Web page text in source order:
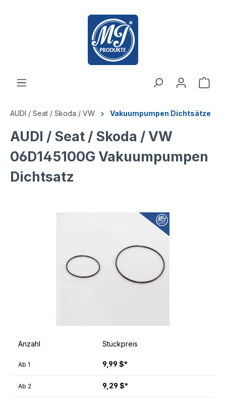
AUDI / Seat / Skoda / VW Vakuumpumpen Dichtsätze
AUDI / Seat / Skoda / VW
06D145100G Vakuumpumpen
Dichtsatz
Anzahl Stückpreis
Ab 1 9,99 $*
Ab 2 9,29 $*